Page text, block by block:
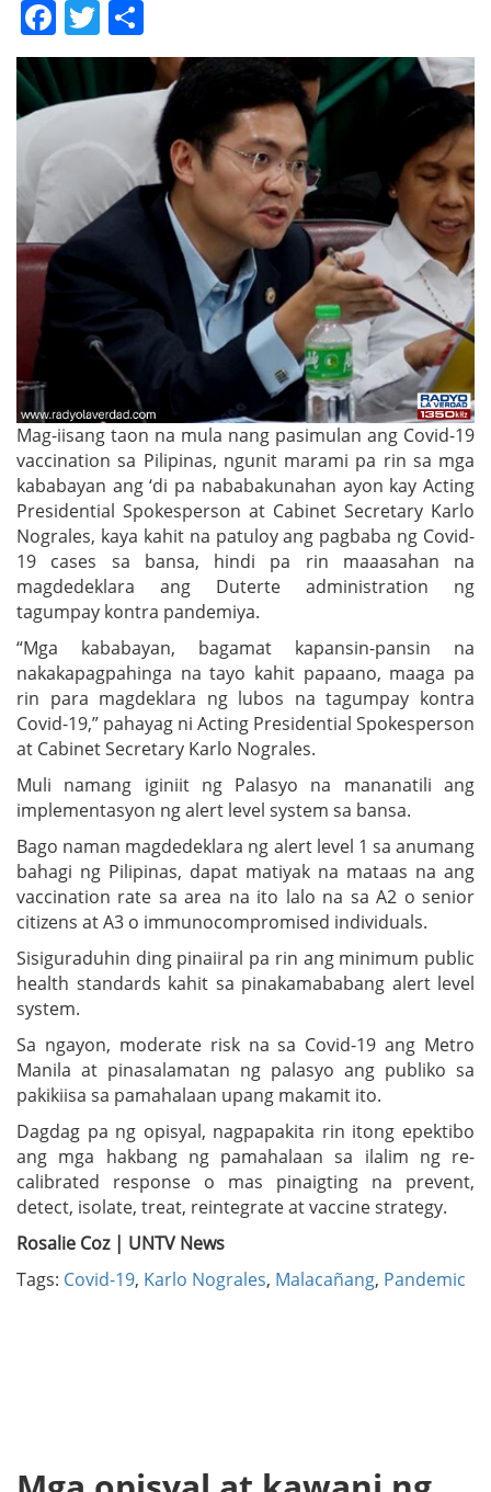
Facebook
Twitter
Mag-iisang taon na mula nang pasimulan ang Covid-19
vaccination sa Pilipinas, ngunit marami pa rin sa mga
kababayan ang ‘di pa nababakunahan ayon kay Acting
Presidential Spokesperson at Cabinet Secretary Karlo
Nograles, kaya kahit na patuloy ang pagbaba ng Covid-
19 cases sa bansa, hindi pa rin maaasahan na
magdedeklara ang Duterte administration ng
tagumpay kontra pandemiya.
“Mga kababayan, bagamat kapansin-pansin na
nakakapagpahinga na tayo kahit papaano, maaga pa
rin para magdeklara ng lubos na tagumpay kontra
Covid-19,” pahayag ni Acting Presidential Spokesperson
at Cabinet Secretary Karlo Nograles.
Muli namang iginiit ng Palasyo na mananatili ang
implementasyon ng alert level system sa bansa.
Bago naman magdedeklara ng alert level 1 sa anumang
bahagi ng Pilipinas, dapat matiyak na mataas na ang
vaccination rate sa area na ito lalo na sa A2 o senior
citizens at A3 o immunocompromised individuals.
Sisiguraduhin ding pinaiiral pa rin ang minimum public
health standards kahit sa pinakamababang alert level
system.
Sa ngayon, moderate risk na sa Covid-19 ang Metro
Manila at pinasalamatan ng palasyo ang publiko sa
pakikiisa sa pamahalaan upang makamit ito.
Dagdag pa ng opisyal, nagpapakita rin itong epektibo
ang mga hakbang ng pamahalaan sa ilalim ng re-
calibrated response o mas pinaigting na prevent,
detect, isolate, treat, reintegrate at vaccine strategy.
Rosalie Coz | UNTV News
Tags: Covid-19, Karlo Nograles, Malacañang, Pandemic